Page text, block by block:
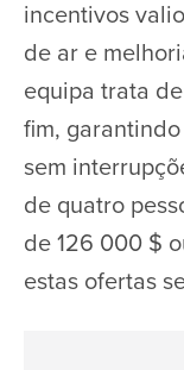
incentivos
de ar e
equipa trata
fim,
sem
de quatro
de 126 000 $
estas ofertas